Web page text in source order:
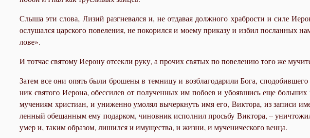
Слы­ша эти сло­ва, Ли­зий раз­гне­вал­ся и, не от­да­вая долж­но­го храб­ро­сти и си­ле
ослу­шал­ся цар­ско­го по­ве­ле­ния, не по­ко­рил­ся и мо­е­му при­ка­зу и из­бил по­слан­ных
ло­ве».
И тот­час свя­то­му Иеро­ну от­сек­ли ру­ку, а про­чих свя­тых по по­ве­ле­нию то­го же
За­тем все они опять бы­ли бро­ше­ны в тем­ни­цу и воз­бла­го­да­ри­ли Бо­га,
ник свя­то­го Иеро­на, обес­силев от по­лу­чен­ных им по­бо­ев и убо­яв­шись еще
му­че­ни­ям хри­сти­ан, и уни­жен­но умо­лял вы­черк­нуть имя его, Вик­то­ра, из за­пи­си
лен­ный обе­щан­ным ему по­дар­ком, чи­нов­ник ис­пол­нил прось­бу Вик­то­ра, –
умер и, та­ким об­ра­зом, ли­шил­ся и иму­ще­ства, и жиз­ни, и му­че­ни­че­ско­го вен­ца.